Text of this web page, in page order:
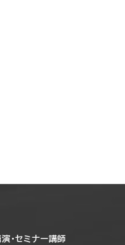
・セミナー講師